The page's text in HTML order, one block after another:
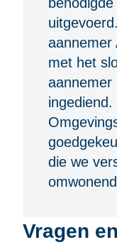
aannemer
met het
aannemer
die we
Vragen